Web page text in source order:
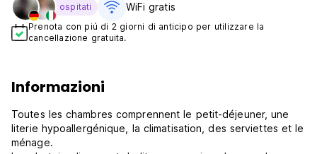
ospitati WiFi gratis
Prenota con piú di 2 giorni di anticipo per utilizzare la
cancellazione gratuita.
Informazioni
Toutes les chambres comprennent le petit-déjeuner, une
literie hypoallergénique, la climatisation, des serviettes et le
ménage.